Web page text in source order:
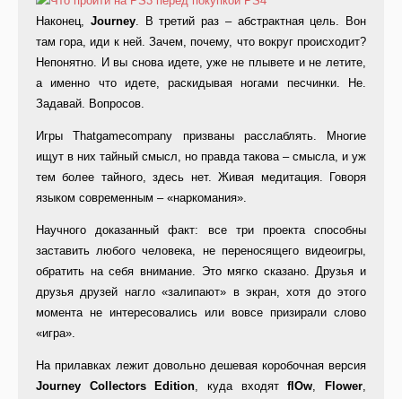
Наконец, Journey. В третий раз – абстрактная цель. Вон
там гора, иди к ней. Зачем, почему, что вокруг происходит?
Непонятно. И вы снова идете, уже не плывете и не летите,
а именно что идете, раскидывая ногами песчинки. Не.
Задавай. Вопросов.
Игры Thatgamecompany призваны расслаблять. Многие
ищут в них тайный смысл, но правда такова – смысла, и уж
тем более тайного, здесь нет. Живая медитация. Говоря
языком современным – «наркомания».
Научного доказанный факт: все три проекта способны
заставить любого человека, не переносящего видеоигры,
обратить на себя внимание. Это мягко сказано. Друзья и
друзья друзей нагло «залипают» в экран, хотя до этого
момента не интересовались или вовсе призирали слово
«игра».
На прилавках лежит довольно дешевая коробочная версия
Journey Collectors Edition, куда входятflOw, Flower,